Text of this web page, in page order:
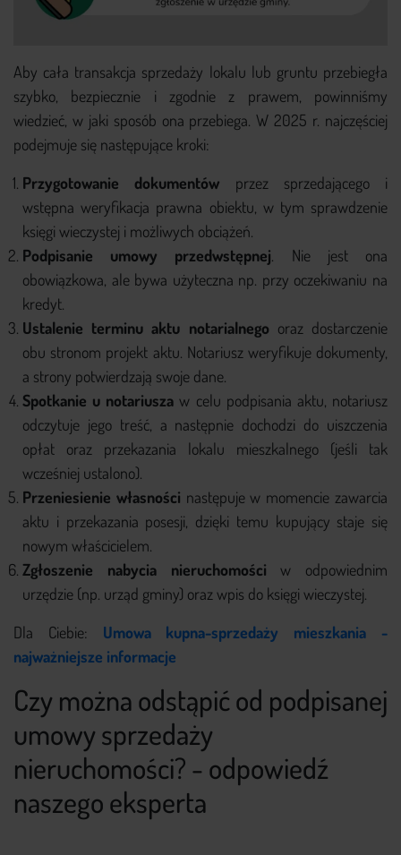
Aby cała transakcja sprzedaży lokalu lub gruntu przebiegła
szybko, bezpiecznie i zgodnie z prawem, powinniśmy
wiedzieć, w jaki sposób ona przebiega. W 2025 r. najczęściej
podejmuje się następujące kroki:
Przygotowanie dokumentów przez sprzedającego i
wstępna weryfikacja prawna obiektu, w tym sprawdzenie
księgi wieczystej i możliwych obciążeń.
Podpisanie umowy przedwstępnej. Nie jest ona
obowiązkowa, ale bywa użyteczna np. przy oczekiwaniu na
kredyt.
Ustalenie terminu aktu notarialnego oraz dostarczenie
obu stronom projekt aktu. Notariusz weryfikuje dokumenty,
a strony potwierdzają swoje dane.
Spotkanie u notariusza w celu podpisania aktu, notariusz
odczytuje jego treść, a następnie dochodzi do uiszczenia
opłat oraz przekazania lokalu mieszkalnego (jeśli tak
wcześniej ustalono).
Przeniesienie własności następuje w momencie zawarcia
aktu i przekazania posesji, dzięki temu kupujący staje się
nowym właścicielem.
Zgłoszenie nabycia nieruchomościw odpowiednim
urzędzie (np. urząd gminy) oraz wpis do księgi wieczystej.
Dla Ciebie: Umowa kupna-sprzedaży mieszkania -
najważniejsze informacje
Czy można odstąpić od podpisanej
umowy sprzedaży
nieruchomości? - odpowiedź
naszego eksperta